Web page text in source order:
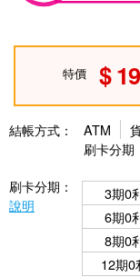
特價
結帳方式： ATM
刷卡分期
刷卡分期：
說明
3期0
6期0
8期0
12期0